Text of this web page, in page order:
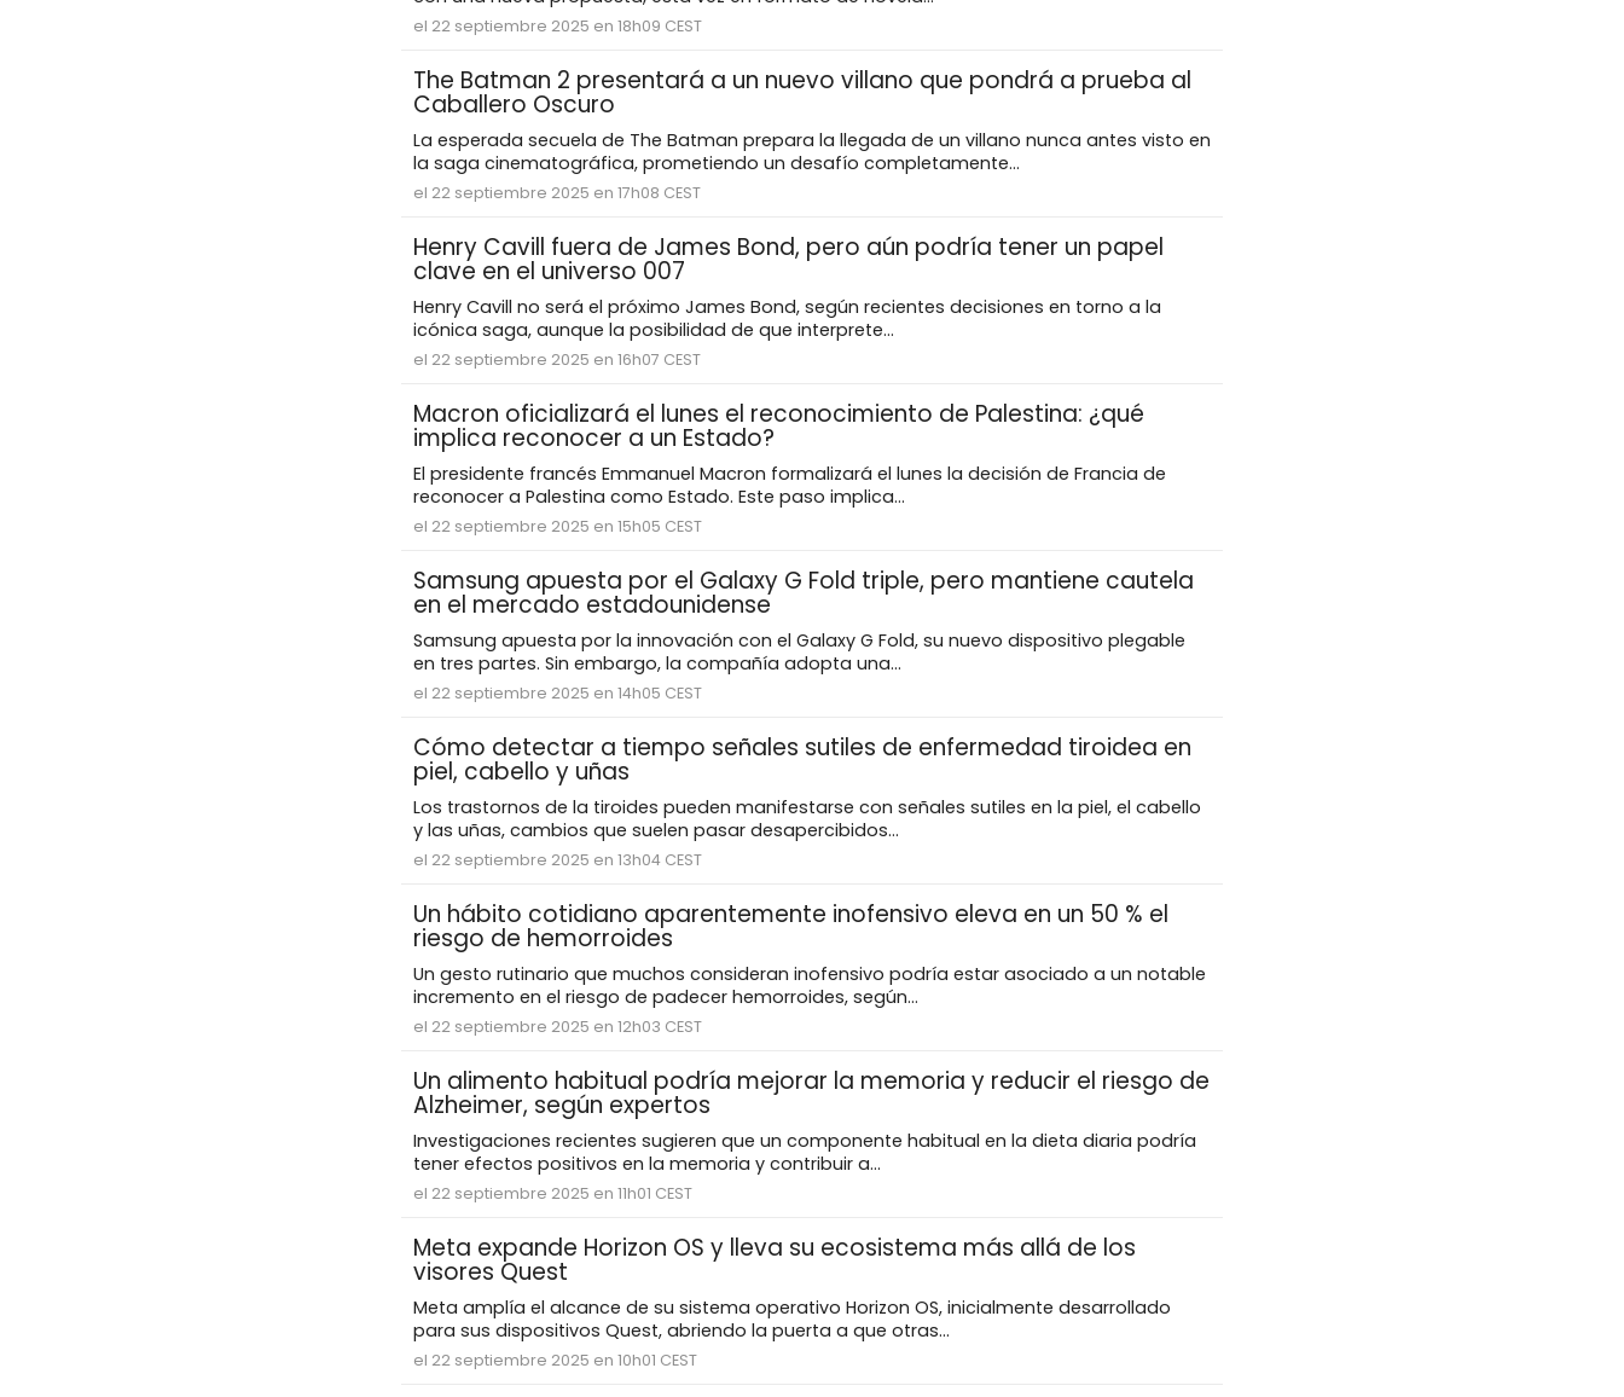
el 22 septiembre 2025 en 18h09 CEST
The Batman 2 presentará a un nuevo villano que pondrá a prueba al
Caballero Oscuro
La esperada secuela de The Batman prepara la llegada de un villano nunca antes visto en
la saga cinematográfica, prometiendo un desafío completamente...
el 22 septiembre 2025 en 17h08 CEST
Henry Cavill fuera de James Bond, pero aún podría tener un papel
clave en el universo 007
Henry Cavill no será el próximo James Bond, según recientes decisiones en torno a la
icónica saga, aunque la posibilidad de que interprete...
el 22 septiembre 2025 en 16h07 CEST
Macron oficializará el lunes el reconocimiento de Palestina: ¿qué
implica reconocer a un Estado?
El presidente francés Emmanuel Macron formalizará el lunes la decisión de Francia de
reconocer a Palestina como Estado. Este paso implica...
el 22 septiembre 2025 en 15h05 CEST
Samsung apuesta por el Galaxy G Fold triple, pero mantiene cautela
en el mercado estadounidense
Samsung apuesta por la innovación con el Galaxy G Fold, su nuevo dispositivo plegable
en tres partes. Sin embargo, la compañía adopta una...
el 22 septiembre 2025 en 14h05 CEST
Cómo detectar a tiempo señales sutiles de enfermedad tiroidea en
piel, cabello y uñas
Los trastornos de la tiroides pueden manifestarse con señales sutiles en la piel, el cabello
y las uñas, cambios que suelen pasar desapercibidos...
el 22 septiembre 2025 en 13h04 CEST
Un hábito cotidiano aparentemente inofensivo eleva en un 50 % el
riesgo de hemorroides
Un gesto rutinario que muchos consideran inofensivo podría estar asociado a un notable
incremento en el riesgo de padecer hemorroides, según...
el 22 septiembre 2025 en 12h03 CEST
Un alimento habitual podría mejorar la memoria y reducir el riesgo de
Alzheimer, según expertos
Investigaciones recientes sugieren que un componente habitual en la dieta diaria podría
tener efectos positivos en la memoria y contribuir a...
el 22 septiembre 2025 en 11h01 CEST
Meta expande Horizon OS y lleva su ecosistema más allá de los
visores Quest
Meta amplía el alcance de su sistema operativo Horizon OS, inicialmente desarrollado
para sus dispositivos Quest, abriendo la puerta a que otras...
el 22 septiembre 2025 en 10h01 CEST